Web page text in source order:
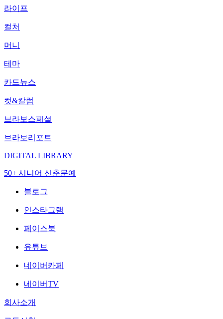
라이프
컬처
머니
테마
카드뉴스
컷&칼럼
브라보스페셜
브라보리포트
DIGITAL LIBRARY
50+ 시니어 신춘문예
블로그
인스타그램
페이스북
유튜브
네이버카페
네이버TV
회사소개